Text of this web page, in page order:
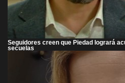
Seguidores creen que Piedad logrará
secuelas